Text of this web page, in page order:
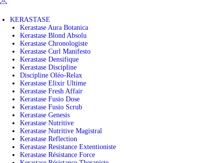
d
KERASTASE
Kerastase Aura Botanica
Kerastase Blond Absolu
Kerastase Chronologiste
Kerastase Curl Manifesto
Kerastase Densifique
Kerastase Discipline
Discipline Oléo-Relax
Kerastase Elixir Ultime
Kerastase Fresh Affair
Kerastase Fusio Dose
Kerastase Fusio Scrub
Kerastase Genesis
Kerastase Nutritive
Kerastase Nutritive Magistral
Kerastase Reflection
Kerastase Resistance Extentioniste
Kerastase Résistance Force